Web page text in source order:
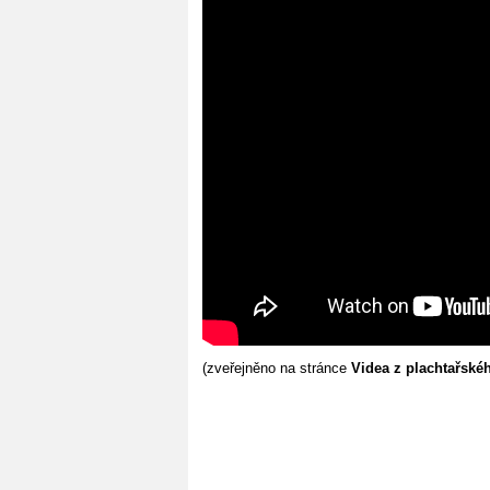
(zveřejněno na stránce Videa z